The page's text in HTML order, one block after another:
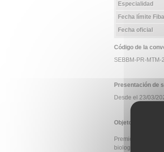
Especialidad
Fecha límite
Fecha oficial
Código de la
SEBBM-PR-MTM-
Presentación de
Desde el 23/03/
Objeto:
Premio al mejor
biología